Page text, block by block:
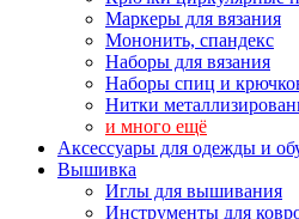
Маркеры для вязания
Мононить, спандекс
Наборы для вязания
Наборы спиц и
Нитки
и много ещё
Аксессуары для одежды и
Вышивка
Иглы для вышивания
Инструменты для